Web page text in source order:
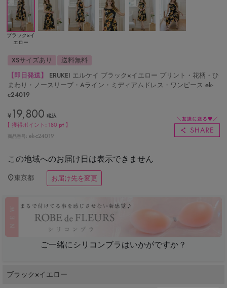
ブラック×イ
エロー
XSサイズあり
送料無料
【即日発送】
ERUKEI エルケイ ブラック×イエロー プリント・花柄・ひ
まわり・ノースリーブ・Aライン・ミディアムドレス・ワンピース ek-
c24019
¥ 19,800 税込
【 獲得ポイント: 180 pt 】
商品番号 ek-c24019
この地域へのお届け日は表示できません
東京都 お届け先を変更
ご一緒にシリコンブラはいかがですか？
ブラック×イエロー